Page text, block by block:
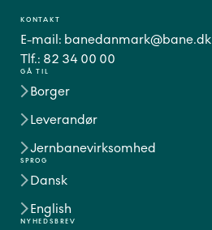
GÅ TIL
Borger
Leverandør
Jernbanevirksomhed
SPROG
Dansk
English
KONTAKT
E-mail: banedanmark@bane.dk
Tlf.: 82 34 00 00
NYHEDSBREV